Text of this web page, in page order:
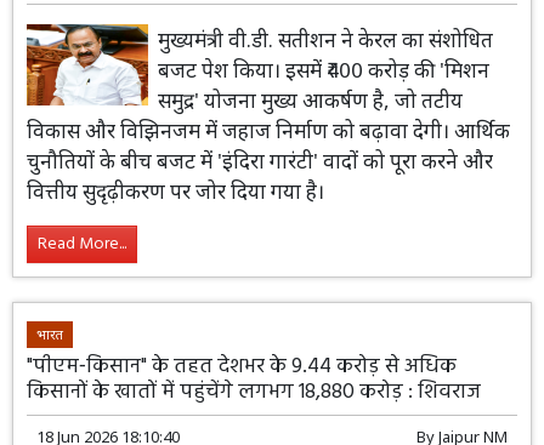
19 Jun 2026 15:07:55 ByJaipur NM
मुख्यमंत्री वी.डी. सतीशन ने केरल का संशोधित
बजट पेश किया। इसमें ₹400 करोड़ की 'मिशन
समुद्र' योजना मुख्य आकर्षण है, जो तटीय
विकास और विझिनजम में जहाज निर्माण को बढ़ावा देगी। आर्थिक
चुनौतियों के बीच बजट में 'इंदिरा गारंटी' वादों को पूरा करने और
वित्तीय सुदृढ़ीकरण पर जोर दिया गया है।
Read More...
भारत
"पीएम‑किसान" के तहत देशभर के 9.44 करोड़ से अधिक
किसानों के खातों में पहुंचेंगे लगभग 18,880 करोड़ : शिवराज